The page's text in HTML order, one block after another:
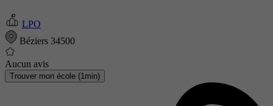
LPO
Béziers 34500
Aucun avis
Trouver mon école (1min)